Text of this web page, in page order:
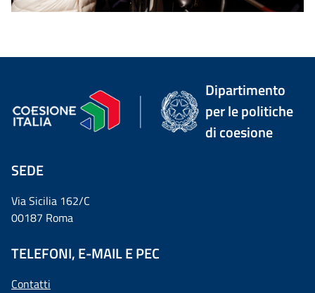
Dipartimento
per le politiche
di coesione
SEDE
Via Sicilia 162/C
00187 Roma
TELEFONI, E-MAIL E PEC
Contatti